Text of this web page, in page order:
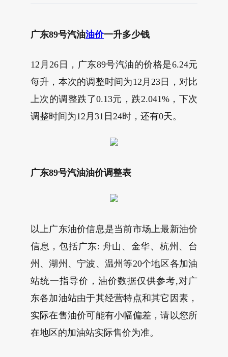
广东89号汽油油价一升多少钱
12月26日，广东89号汽油的价格是6.24元
每升，本次的调整时间为12月23日，对比
上次的调整跌了0.13元，跌2.041%，下次
调整时间为12月31日24时，还有0天。
广东89号汽油油价调整表
以上广东油价信息是当前市场上最新油价
信息，包括广东: 舟山、金华、杭州、台
州、湖州、宁波、温州等20个地区各加油
站统一指导价，油价数据仅供参考,对广
东各加油站由于其经营特点和其它因素，
实际在售油价可能有小幅偏差，请以您所
在地区的加油站实际售价为准。